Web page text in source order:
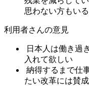
思わない方もい
利用者さんの意見
日本人は働き過
入れて欲しい
納得するまで仕
たい改革には賛成